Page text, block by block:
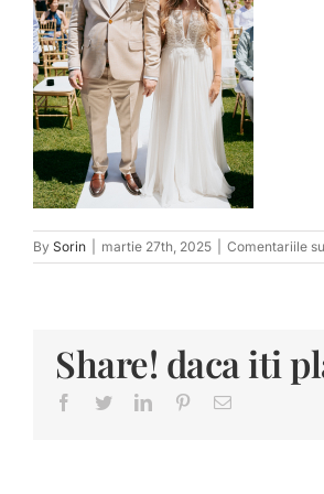
By Sorin martie 27th, 2025 Comentariile
Share! daca iti
Facebook
TwitterLinkedInPinterest
E-